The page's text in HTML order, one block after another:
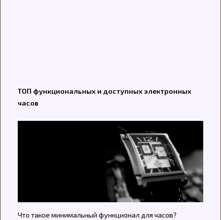
ТОП функциональных и доступных электронных
часов
Что такое минимальный функционал для часов?